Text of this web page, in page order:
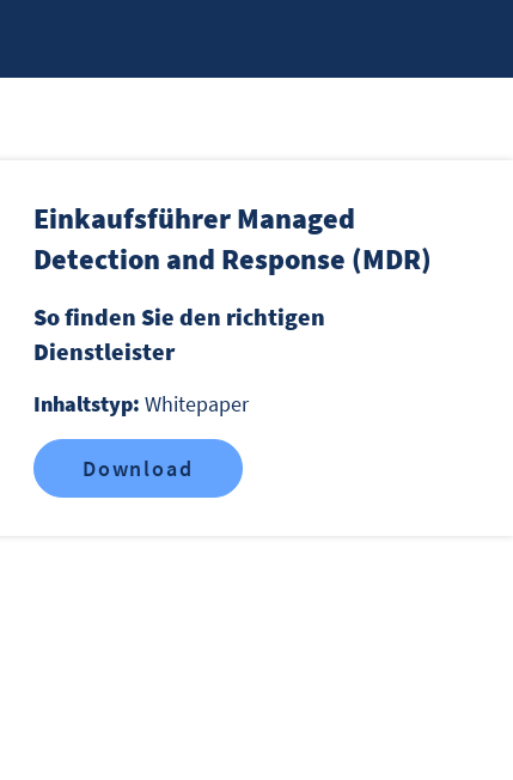
Einkaufsführer Managed
Detection and Response (MDR)
So finden Sie den richtigen
Dienstleister
Inhaltstyp: Whitepaper
Download